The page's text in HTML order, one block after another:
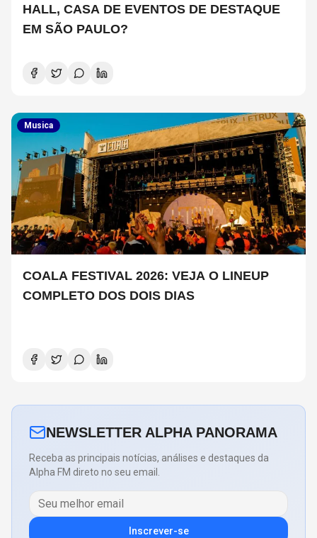
HALL, CASA DE EVENTOS DE DESTAQUE
EM SÃO PAULO?
Musica
COALA FESTIVAL 2026: VEJA O LINEUP
COMPLETO DOS DOIS DIAS
NEWSLETTER ALPHA PANORAMA
Receba as principais notícias, análises e destaques da
Alpha FM direto no seu email.
Inscrever-se